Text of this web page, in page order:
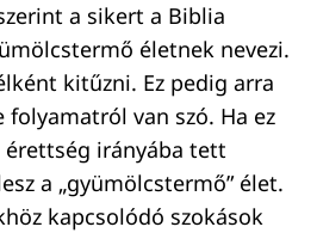
a sikert a Biblia
életnek nevezi.
kitűzni. Ez pedig arra
van szó. Ha ez
irányába tett
a „gyümölcstermő” élet.
kapcsolódó szokások